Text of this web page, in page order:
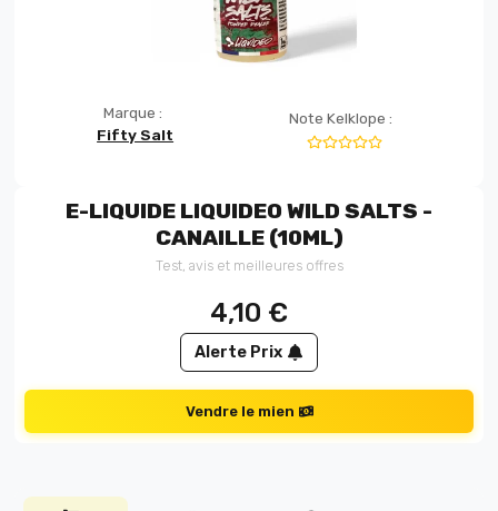
Marque :
Fifty Salt
Note Kelklope :
E-LIQUIDE LIQUIDEO WILD SALTS -
CANAILLE (10ML)
Test, avis et meilleures offres
4,10 €
Alerte Prix
Vendre le mien